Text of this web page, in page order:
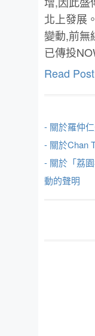
北上發展
變動,前無
已傳投
Read
- 關於羅仲
- 關於Chan
- 關於「荔
動的聲明